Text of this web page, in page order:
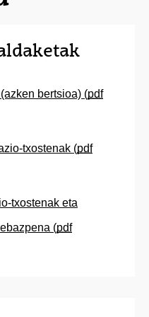
du)
bertsioa) (pdf
du)
txostenak (pdf
du)
txostenak eta
(pdf